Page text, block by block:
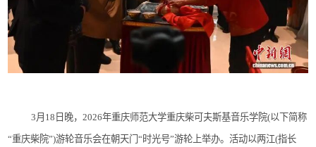
3月18日晚，2026年重庆师范大学重庆柴可夫斯基音乐学院(以下简称
“重庆柴院”)游轮音乐会在朝天门“时光号”游轮上举办。活动以两江(指长